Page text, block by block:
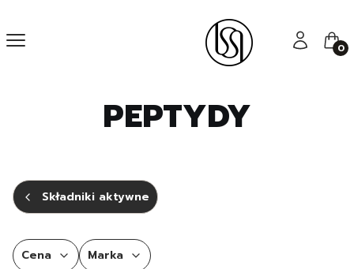
Menu Zaloguj się
PEPTYDY
Składniki aktywne
Cena Marka